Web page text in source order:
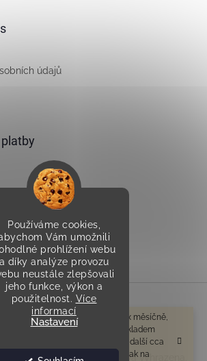
Používáme cookies,
Vám umožnili
prohlížení webu
a díky analýze provozu
neustále zlepšovali
jeho funkce, výkon a
použitelnost. Více
informací
Nastavení
tomto období odesíláme cca 1-2x měsíčně,
spěcháte. Zboží které není skladem
bude mít delší dobu dodání o další cca
prosím ještě před objednáním, jak na
údajů
Vytvořilo Studio Avocado
Vytvořil Shoptet
. Všechna práva vyhrazena.